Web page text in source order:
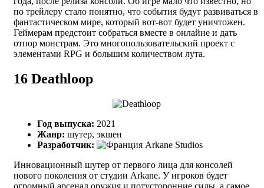
по трейлеру стало понятно, что события будут развиваться в
фантастическом мире, который вот-вот будет уничтожен.
Геймерам предстоит собраться вместе в онлайне и дать
отпор монстрам. Это многопользовательский проект с
элементами RPG и большим количеством лута.
16 Deathloop
Год выпуска: 2021
Жанр: шутер, экшен
Разработчик:
Arkane Studios
Инновационный шутер от первого лица для консолей
нового поколения от студии Arkane. У игроков будет
огромный арсенал оружия и потусторонние силы, а самое